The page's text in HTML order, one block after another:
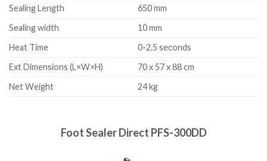
Sealing Length
650 mm
Sealing width
10 mm
Heat Time
0-2.5 seconds
Ext Dimensions (L×W×H)
70 x 57 x 88 cm
Net Weight
24 kg
Foot Sealer Direct PFS-300DD